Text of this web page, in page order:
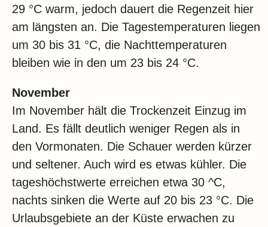
29 °C warm, jedoch dauert die Regenzeit hier
am längsten an. Die Tagestemperaturen liegen
um 30 bis 31 °C, die Nachttemperaturen
bleiben wie in den um 23 bis 24 °C.
November
Im November hält die Trockenzeit Einzug im
Land. Es fällt deutlich weniger Regen als in
den Vormonaten. Die Schauer werden kürzer
und seltener. Auch wird es etwas kühler. Die
tageshöchstwerte erreichen etwa 30 ^C,
nachts sinken die Werte auf 20 bis 23 °C. Die
Urlaubsgebiete an der Küste erwachen zu